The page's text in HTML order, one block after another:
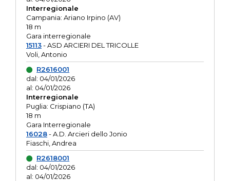
Interregionale
Campania: Ariano Irpino (AV)
18 m
Gara interregionale
15113- ASD ARCIERI DEL TRICOLLE
Voli, Antonio
R2616001
dal: 04/01/2026
al: 04/01/2026
Interregionale
Puglia: Crispiano (TA)
18 m
Gara Interregionale
16028- A.D. Arcieri dello Jonio
Fiaschi, Andrea
R2618001
dal: 04/01/2026
al: 04/01/2026